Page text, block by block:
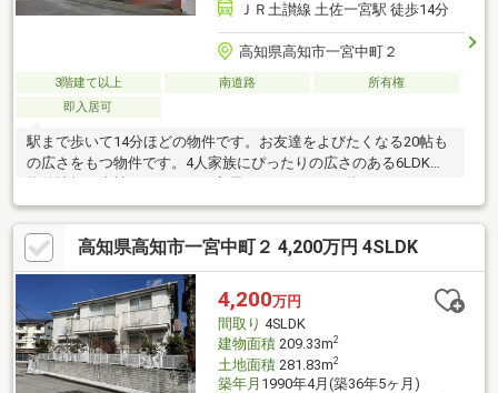
ＪＲ土讃線 土佐一宮駅 徒歩14分
高知県高知市一宮中町２
3階建て以上 南道路
所有権
即入居可
駅まで歩いて14分ほどの物件です。お友達をよびたくなる20帖も
の広さをもつ物件です。4人家族にぴったりの広さのある6LDKの
とはありません。戸建て物件をお探しの方は、便利な価格からな
る中古物件はいかがでしょうか。安心の前面道路6m以上の条件を
備えております。和室の持つ、落ち着いた暖かい雰囲気が注目を
集めてます。
高知県高知市一宮中町２ 4,200万円 4SLDK
4,200万円
間取り 4SLDK
建物面積209.33m2
土地面積281.83m2
築年月 1990年4月(築36年5ヶ月)